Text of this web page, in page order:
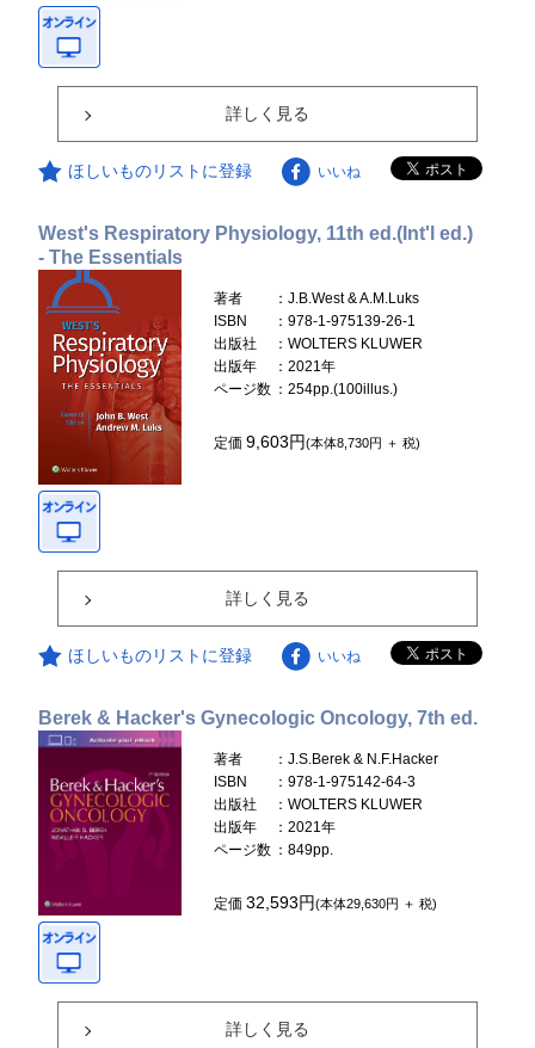
詳しく見る
ほしいものリストに登録 いいね
West's Respiratory Physiology, 11th ed.(Int'l ed.)
- The Essentials
著者
：J.B.West & A.M.Luks
ISBN
：978-1-975139-26-1
出版社
：WOLTERS KLUWER
出版年
：2021年
ページ数 ：254pp.(100illus.)
定価9,603円(本体8,730円 ＋ 税)
詳しく見る
ほしいものリストに登録 いいね
Berek & Hacker's Gynecologic Oncology, 7th ed.
著者
：J.S.Berek & N.F.Hacker
ISBN
：978-1-975142-64-3
出版社
：WOLTERS KLUWER
出版年
：2021年
ページ数 ：849pp.
定価32,593円(本体29,630円 ＋ 税)
詳しく見る